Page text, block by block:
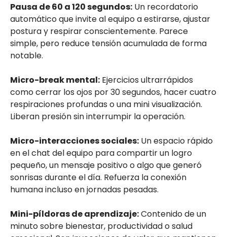
Pausa de 60 a 120 segundos: Un recordatorio
automático que invite al equipo a estirarse, ajustar
postura y respirar conscientemente. Parece
simple, pero reduce tensión acumulada de forma
notable.
Micro-break mental: Ejercicios ultrarrápidos
como cerrar los ojos por 30 segundos, hacer cuatro
respiraciones profundas o una mini visualización.
Liberan presión sin interrumpir la operación.
Micro-interacciones sociales: Un espacio rápido
en el chat del equipo para compartir un logro
pequeño, un mensaje positivo o algo que generó
sonrisas durante el día. Refuerza la conexión
humana incluso en jornadas pesadas.
Mini-píldoras de aprendizaje:Contenido de un
minuto sobre bienestar, productividad o salud